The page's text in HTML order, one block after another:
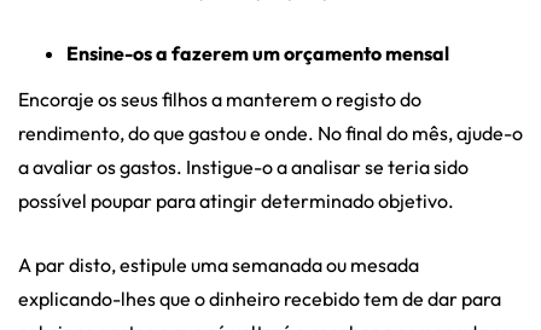
Ensine-os a fazerem um orçamento mensal
Encoraje os seus filhos a manterem o registo do
rendimento, do que gastou e onde. No final do mês, ajude-o
a avaliar os gastos. Instigue-o a analisar se teria sido
possível poupar para atingir determinado objetivo.
A par disto, estipule uma semanada ou mesada
explicando-lhes que o dinheiro recebido tem de dar para